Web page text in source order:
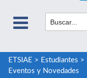
ETSIAE > Estudiantes >
Eventos y Novedades